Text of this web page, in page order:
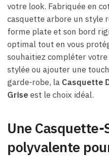
votre look. Fabriquée en
casquette arbore un style
forme plate et son bord
optimal tout en vous
souhaitiez compléter
stylée ou ajouter une
garde-robe, la Casquette
Griseest le choix idéal.
Une Casquette-
polyvalente